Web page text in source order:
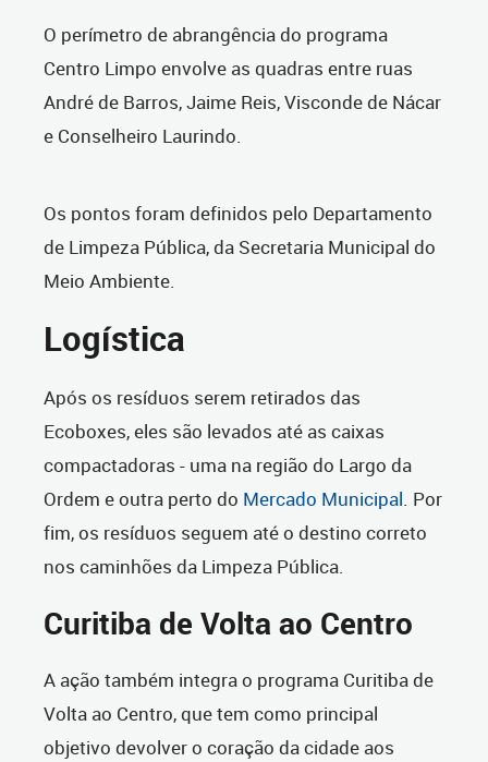
O perímetro de abrangência do programa
Centro Limpo envolve as quadras entre ruas
André de Barros, Jaime Reis, Visconde de Nácar
e Conselheiro Laurindo.
Os pontos foram definidos pelo Departamento
de Limpeza Pública, da Secretaria Municipal do
Meio Ambiente.
Logística
Após os resíduos serem retirados das
Ecoboxes, eles são levados até as caixas
compactadoras - uma na região do Largo da
Ordem e outra perto do Mercado Municipal. Por
fim, os resíduos seguem até o destino correto
nos caminhões da Limpeza Pública.
Curitiba de Volta ao Centro
A ação também integra o programa Curitiba de
Volta ao Centro, que tem como principal
objetivo devolver o coração da cidade aos